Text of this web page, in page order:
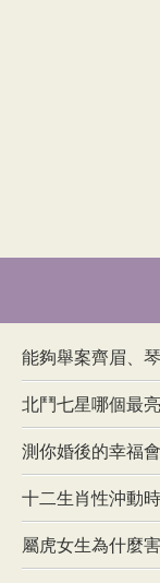
能夠舉案齊眉、
北鬥七星哪個最
測你婚後的幸福
十二生肖性沖動
屬虎女生為什麼